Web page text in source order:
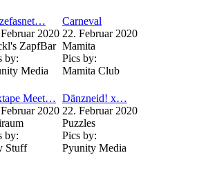
2020
ZapfBar
by:
Media
Carneval
22. Februar 2020
Mamita
Pics by:
Mamita Club
Meet…
2020
by:
Stuff
Dänzneid! x…
22. Februar 2020
Puzzles
Pics by:
Pyunity Media